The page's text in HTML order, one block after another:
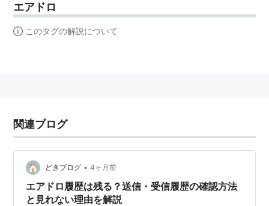
エアドロ
このタグの解説について
関連ブログ
どきブログ • 4ヶ月前
エアドロ履歴は残る？送信・受信履歴の確認方法
と見れない理由を解説